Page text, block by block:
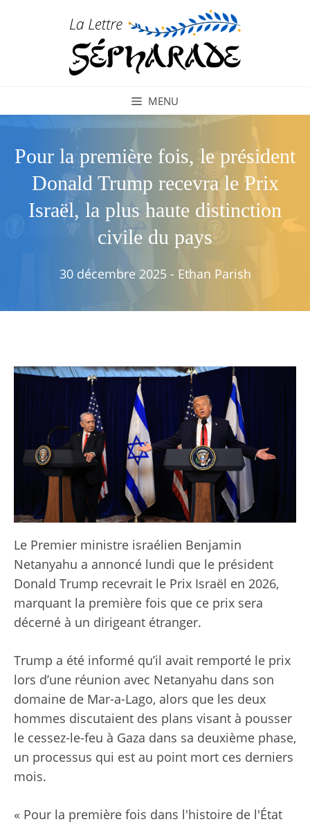
MENU
Pour la première fois, le président
Donald Trump recevra le Prix
Israël, la plus haute distinction
civile du pays
30 décembre 2025 - Ethan Parish
Le Premier ministre israélien Benjamin
Netanyahu a annoncé lundi que le président
Donald Trump recevrait le Prix Israël en 2026,
marquant la première fois que ce prix sera
décerné à un dirigeant étranger.
Trump a été informé qu’il avait remporté le prix
lors d’une réunion avec Netanyahu dans son
domaine de Mar-a-Lago, alors que les deux
hommes discutaient des plans visant à pousser
le cessez-le-feu à Gaza dans sa deuxième phase,
un processus qui est au point mort ces derniers
mois.
« Pour la première fois dans l'histoire de l'État